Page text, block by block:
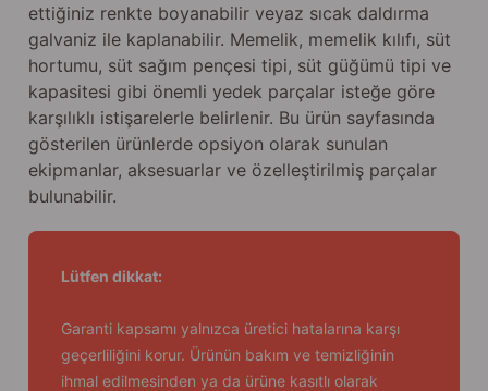
ettiğiniz renkte boyanabilir veyaz sıcak daldırma
galvaniz ile kaplanabilir. Memelik, memelik kılıfı, süt
hortumu, süt sağım pençesi tipi, süt güğümü tipi ve
kapasitesi gibi önemli yedek parçalar isteğe göre
karşılıklı istişarelerle belirlenir. Bu ürün sayfasında
gösterilen ürünlerde opsiyon olarak sunulan
ekipmanlar, aksesuarlar ve özelleştirilmiş parçalar
bulunabilir.
Lütfen dikkat:
Garanti kapsamı yalnızca üretici hatalarına karşı
geçerliliğini korur. Ürünün bakım ve temizliğinin
ihmal edilmesinden ya da ürüne kasıtlı olarak